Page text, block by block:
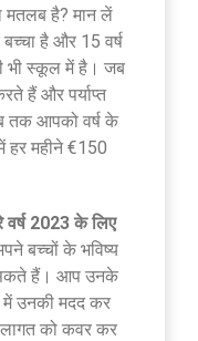
मतलब है? मान लें
है और 15 वर्ष
भी स्कूल में है। जब
हैं और पर्याप्त
तक आपको वर्ष के
महीने €150
वर्ष 2023 के लिए
बच्चों के भविष्य
हैं। आप उनके
में उनकी मदद कर
को कवर कर